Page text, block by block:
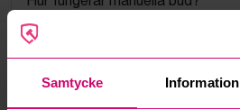
Samtycke Information
Vad innebär serviceavgift?